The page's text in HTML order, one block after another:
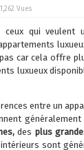
1,262 Vues
qui veulent
car cela offre
luxueux
entre un
des plus
intérieurs sont